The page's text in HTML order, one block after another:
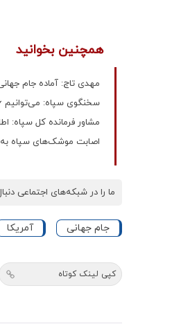
همچنین بخوانید
مهدی تاج: آماده جام
سخنگوی سپاه: می‌توانیم 6 ماه بجنگیم/ از خرداد تا حالا اندازه چند سال موشک تولید کردیم
مشاور فرمانده کل سپاه:
اصابت موشک‌های سپاه به
ما را در شبکه‌های اجتماعی
جام جهانی آمریکا
کپی لینک کوتاه